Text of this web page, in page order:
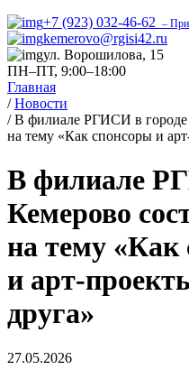
+7 (923) 032-46-62 –
kemerovo@rgisi42.ru
ул. Ворошилова, 15
ПН–ПТ, 9:00–18:00
Главная
/ Новости
/ В филиале РГИСИ в городе
на тему «Как спонсоры и
В филиале
Кемерово
на тему «Как
и арт-
друга»
27.05.2026